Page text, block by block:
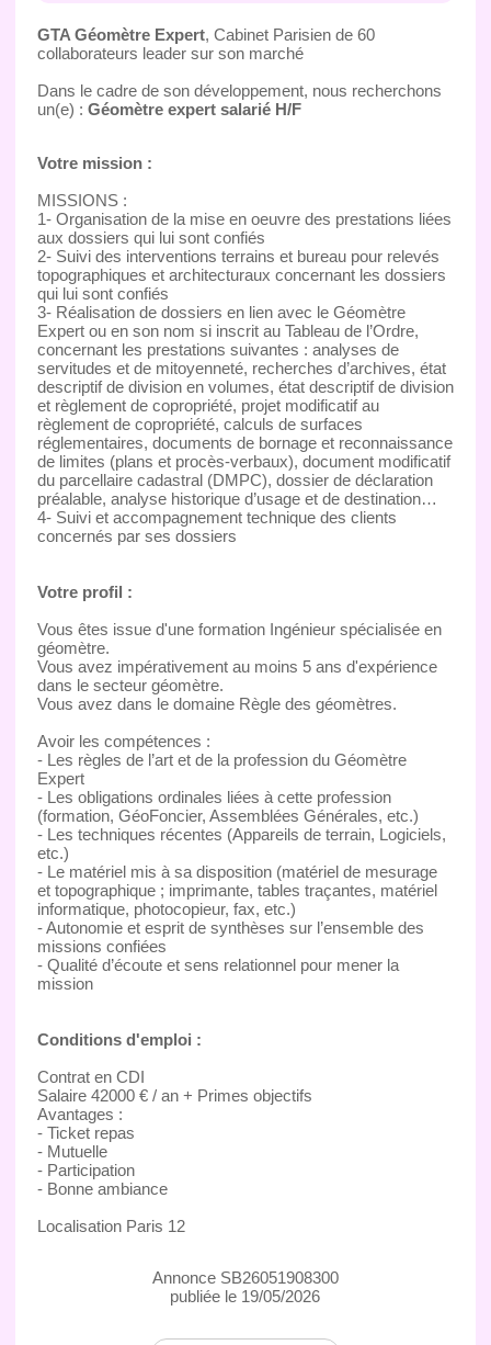
GTA Géomètre Expert, Cabinet Parisien de 60
collaborateurs leader sur son marché
Dans le cadre de son développement, nous recherchons
un(e) : Géomètre expert salarié H/F
Votre mission :
MISSIONS :
1- Organisation de la mise en oeuvre des prestations liées
aux dossiers qui lui sont confiés
2- Suivi des interventions terrains et bureau pour relevés
topographiques et architecturaux concernant les dossiers
qui lui sont confiés
3- Réalisation de dossiers en lien avec le Géomètre
Expert ou en son nom si inscrit au Tableau de l’Ordre,
concernant les prestations suivantes : analyses de
servitudes et de mitoyenneté, recherches d’archives, état
descriptif de division en volumes, état descriptif de division
et règlement de copropriété, projet modificatif au
règlement de copropriété, calculs de surfaces
réglementaires, documents de bornage et reconnaissance
de limites (plans et procès-verbaux), document modificatif
du parcellaire cadastral (DMPC), dossier de déclaration
préalable, analyse historique d’usage et de destination…
4- Suivi et accompagnement technique des clients
concernés par ses dossiers
Votre profil :
Vous êtes issue d'une formation Ingénieur spécialisée en
géomètre.
Vous avez impérativement au moins 5 ans d'expérience
dans le secteur géomètre.
Vous avez dans le domaine Règle des géomètres.
Avoir les compétences :
- Les règles de l’art et de la profession du Géomètre
Expert
- Les obligations ordinales liées à cette profession
(formation, GéoFoncier, Assemblées Générales, etc.)
- Les techniques récentes (Appareils de terrain, Logiciels,
etc.)
- Le matériel mis à sa disposition (matériel de mesurage
et topographique ; imprimante, tables traçantes, matériel
informatique, photocopieur, fax, etc.)
- Autonomie et esprit de synthèses sur l’ensemble des
missions confiées
- Qualité d’écoute et sens relationnel pour mener la
mission
Conditions d'emploi :
Contrat en CDI
Salaire 42000 € / an + Primes objectifs
Avantages :
- Ticket repas
- Mutuelle
- Participation
- Bonne ambiance
Localisation Paris 12
Annonce SB26051908300
publiée le 19/05/2026